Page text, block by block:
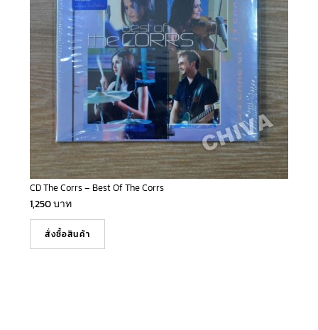
CD The Corrs – Best Of The Corrs
1,250บาท
สั่งซื้อสินค้า